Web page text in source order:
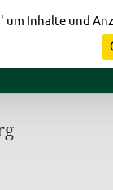
um Inhalte und